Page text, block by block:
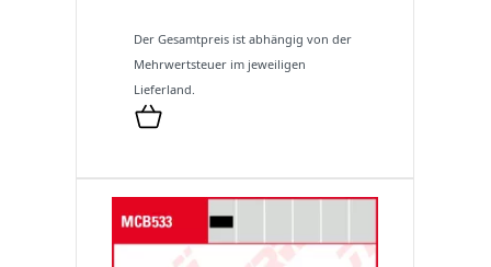
Der Gesamtpreis ist abhängig von der
Mehrwertsteuer im jeweiligen
Lieferland.